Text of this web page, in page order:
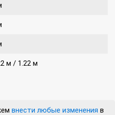
м / 1.22 м
внести любые изменения в